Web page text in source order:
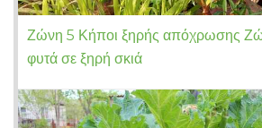
Ζώνη 5 Κήποι ξηρής απόχρωσης
φυτά σε ξηρή σκιά